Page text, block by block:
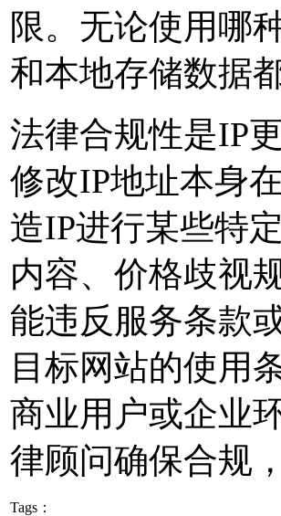
限。无论使用哪
和本地存储数据
法律合规性是IP
修改IP地址本身
造IP进行某些特
内容、价格歧视
能违反服务条款
目标网站的使用
商业用户或企业
律顾问确保合规
Tags：